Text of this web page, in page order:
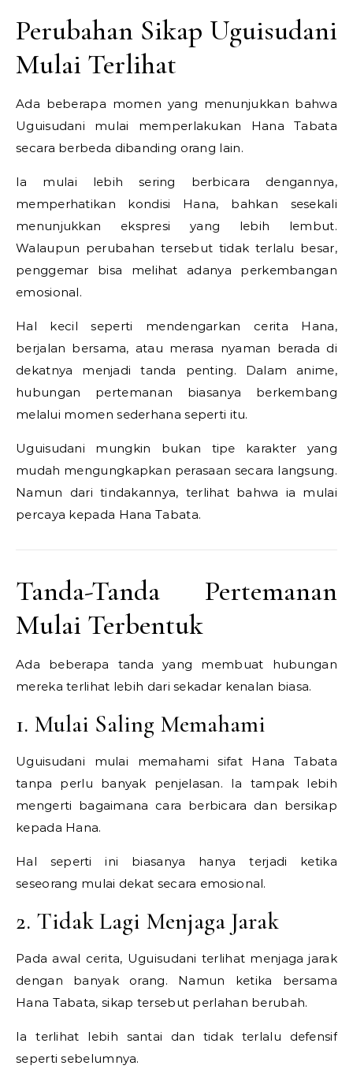
Perubahan Sikap Uguisudani
Mulai Terlihat
Ada beberapa momen yang menunjukkan bahwa
Uguisudani mulai memperlakukan Hana Tabata
secara berbeda dibanding orang lain.
Ia mulai lebih sering berbicara dengannya,
memperhatikan kondisi Hana, bahkan sesekali
menunjukkan ekspresi yang lebih lembut.
Walaupun perubahan tersebut tidak terlalu besar,
penggemar bisa melihat adanya perkembangan
emosional.
Hal kecil seperti mendengarkan cerita Hana,
berjalan bersama, atau merasa nyaman berada di
dekatnya menjadi tanda penting. Dalam anime,
hubungan pertemanan biasanya berkembang
melalui momen sederhana seperti itu.
Uguisudani mungkin bukan tipe karakter yang
mudah mengungkapkan perasaan secara langsung.
Namun dari tindakannya, terlihat bahwa ia mulai
percaya kepada Hana Tabata.
Tanda-Tanda Pertemanan
Mulai Terbentuk
Ada beberapa tanda yang membuat hubungan
mereka terlihat lebih dari sekadar kenalan biasa.
1. Mulai Saling Memahami
Uguisudani mulai memahami sifat Hana Tabata
tanpa perlu banyak penjelasan. Ia tampak lebih
mengerti bagaimana cara berbicara dan bersikap
kepada Hana.
Hal seperti ini biasanya hanya terjadi ketika
seseorang mulai dekat secara emosional.
2. Tidak Lagi Menjaga Jarak
Pada awal cerita, Uguisudani terlihat menjaga jarak
dengan banyak orang. Namun ketika bersama
Hana Tabata, sikap tersebut perlahan berubah.
Ia terlihat lebih santai dan tidak terlalu defensif
seperti sebelumnya.